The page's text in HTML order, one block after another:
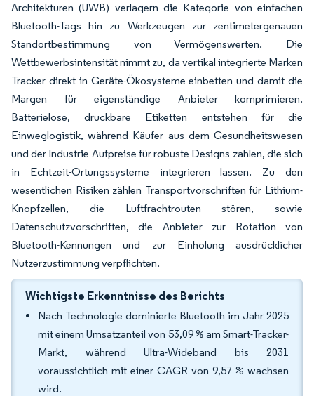
Architekturen (UWB) verlagern die Kategorie von einfachen
Bluetooth-Tags hin zu Werkzeugen zur zentimetergenauen
Standortbestimmung von Vermögenswerten. Die
Wettbewerbsintensität nimmt zu, da vertikal integrierte Marken
Tracker direkt in Geräte-Ökosysteme einbetten und damit die
Margen für eigenständige Anbieter komprimieren.
Batterielose, druckbare Etiketten entstehen für die
Einweglogistik, während Käufer aus dem Gesundheitswesen
und der Industrie Aufpreise für robuste Designs zahlen, die sich
in Echtzeit-Ortungssysteme integrieren lassen. Zu den
wesentlichen Risiken zählen Transportvorschriften für Lithium-
Knopfzellen, die Luftfrachtrouten stören, sowie
Datenschutzvorschriften, die Anbieter zur Rotation von
Bluetooth-Kennungen und zur Einholung ausdrücklicher
Nutzerzustimmung verpflichten.
Wichtigste Erkenntnisse des Berichts
Nach Technologie dominierte Bluetooth im Jahr 2025
mit einem Umsatzanteil von 53,09 % am Smart-Tracker-
Markt, während Ultra-Wideband bis 2031
voraussichtlich mit einer CAGR von 9,57 % wachsen
wird.